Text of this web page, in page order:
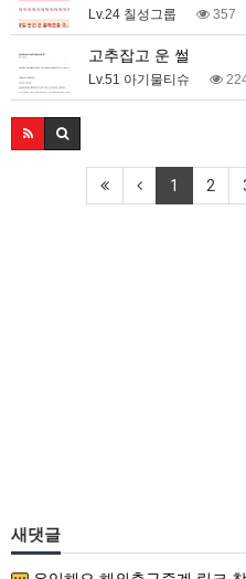
Lv.24 칠성그룹 357
고추잡고 운 썰
Lv.51 아기물티슈
1 2
새댓글